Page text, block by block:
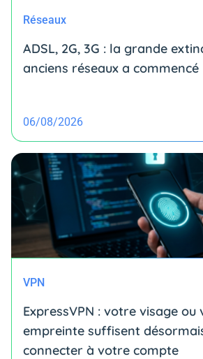
Réseaux
ADSL, 2G, 3G : la grande
anciens réseaux a commencé
06/08/2026
VPN
ExpressVPN : votre visage ou
empreinte suffisent
connecter à votre compte